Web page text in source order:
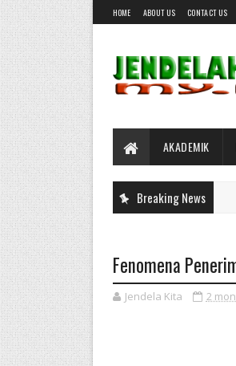
HOME ABOUT US CONTACT US
AKADEMIK
Breaking News
Fenomena
Jendela Kita 2